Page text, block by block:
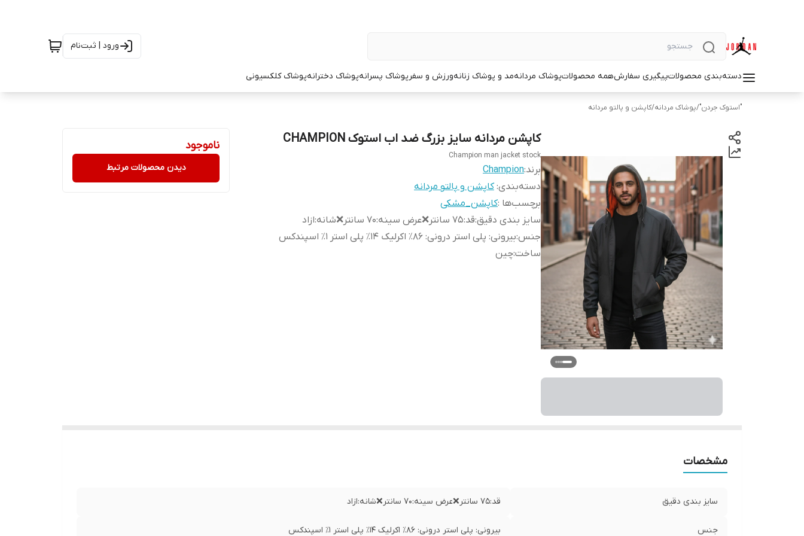
ورود | ثبت‌نام
دسته‌بندی محصولاتپیگیری سفارشهمه محصولاتپوشاک مردانهمد و پوشاک زنانهورزش و سفرپوشاک پسرانهپوشاک دخترانهپوشاک کلکسیونی
"استوک جردن"/پوشاک مردانه/کاپشن و پالتو مردانه
کاپشن مردانه سایز بزرگ ضد اب استوک CHAMPION
Champion man jacket stock
برند:Champion
دسته‌بندی:کاپشن و پالتو مردانه
برچسب‌ها :کاپشن_مشکی
سایز بندی دقیق:قد:۷۵ سانتر❌عرض سینه:۷۰ سانتر❌شانه:ازاد
جنس:بیرونی: پلی استر درونی: ۸۶٪ اکرلیک ۱۴٪ پلی استر ۱٪ اسپندکس
ساخت:چین
ناموجود
دیدن محصولات مرتبط
مشخصات
سایز بندی دقیق قد:۷۵ سانتر❌عرض سینه:۷۰ سانتر❌شانه:ازاد
جنس بیرونی: پلی استر درونی: ۸۶٪ اکرلیک ۱۴٪ پلی استر ۱٪ اسپندکس